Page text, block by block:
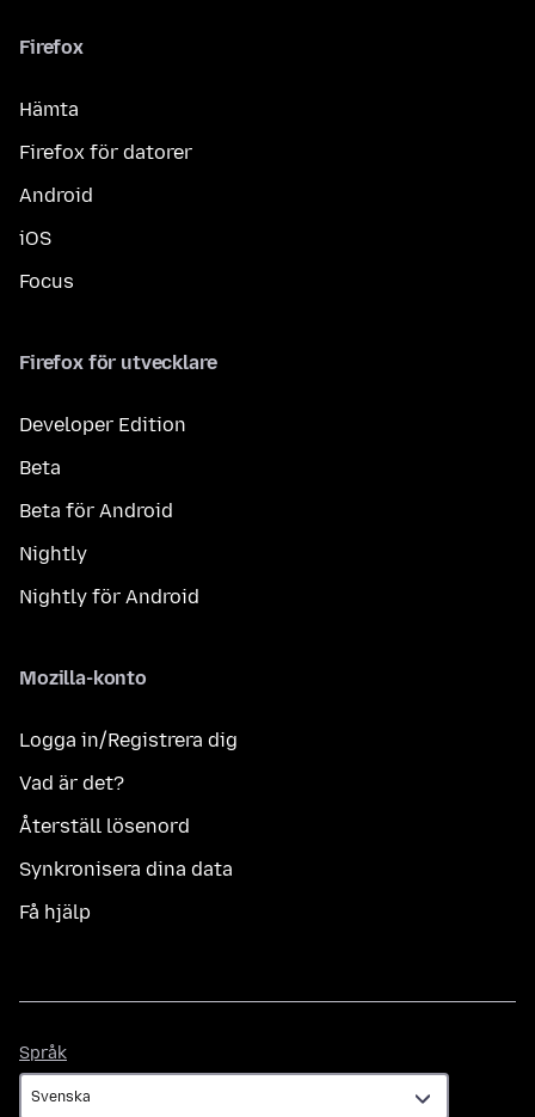
Firefox
Hämta
Firefox för datorer
Android
iOS
Focus
Firefox för utvecklare
Developer Edition
Beta
Beta för Android
Nightly
Nightly för Android
Mozilla-konto
Logga in/Registrera dig
Vad är det?
Återställ lösenord
Synkronisera dina data
Få hjälp
Språk